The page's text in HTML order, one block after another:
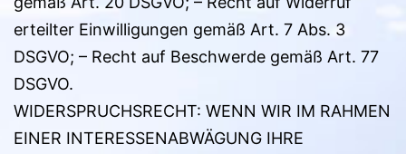
erteilter Einwilligungen gemäß Art. 7 Abs. 3
DSGVO; – Recht auf Beschwerde gemäß Art. 77
DSGVO.
WIDERSPRUCHSRECHT: WENN WIR IM RAHMEN
EINER INTERESSENABWÄGUNG IHRE